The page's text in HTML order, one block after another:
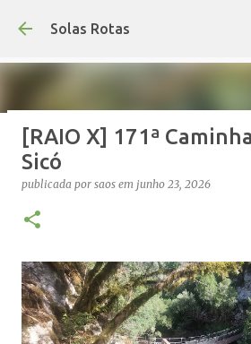
Solas Rotas
Os Solas Rotas estão
publicada porsaos emjulho 03, 2026
[RAIO X] 171ª
Sicó
publicada por saos em junho 23, 2026